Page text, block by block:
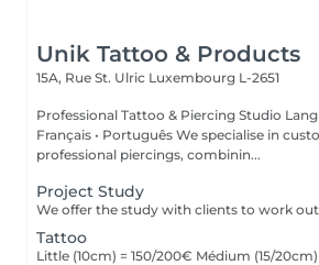
Unik Tattoo & Products
15A, Rue St. Ulric Luxembourg L-2651
Professional Tattoo & Piercing Studio Languages: English •
Français • Português We specialise in custom tattoos and
professional piercings, combinin...
Project Study
Tattoo